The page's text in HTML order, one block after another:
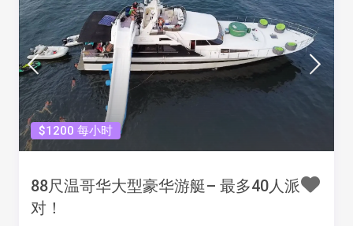
$1200 每小时
88尺温哥华大型豪华游艇– 最多40人派
对！